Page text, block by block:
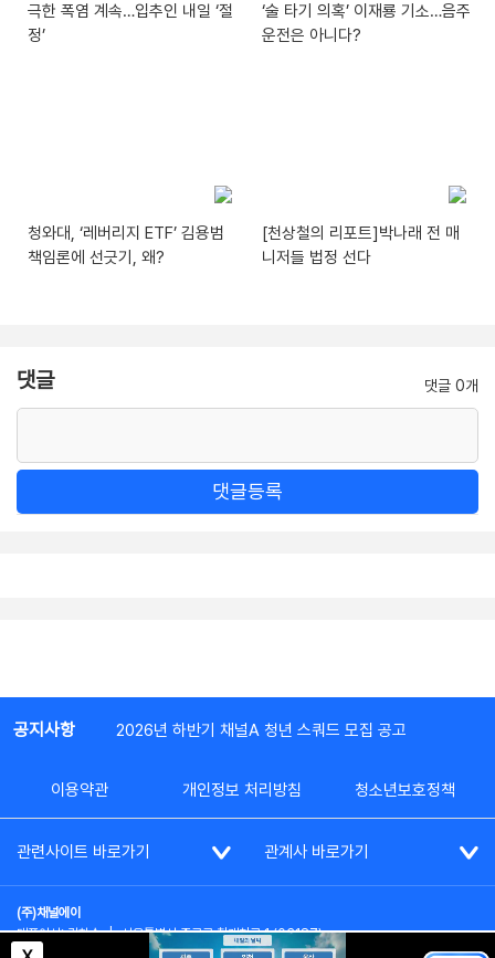
극한 폭염 계속…입추인 내일 ‘절
정’
‘술 타기 의혹’ 이재룡 기소…음주
운전은 아니다?
청와대, ‘레버리지 ETF’ 김용범
책임론에 선긋기, 왜?
[천상철의 리포트]박나래 전 매
니저들 법정 선다
댓글 댓글 0개
댓글등록
공지사항 2026년 하반기 채널A 청년 스쿼드 모집 공고
이용약관 개인정보 처리방침 청소년보호정책
관련사이트 바로가기 관계사 바로가기
(주)채널에이
대표이사: 김차수 | 서울특별시 종로구 청계천로 1 (03187)
부가통신사업신고: 022357호 | 사업자등록번호: 101-86-62787